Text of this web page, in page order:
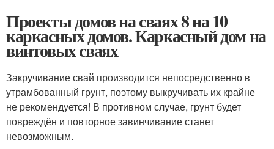
Проекты домов на сваях 8 на 10
каркасных домов. Каркасный дом на
винтовых сваях
Закручивание свай производится непосредственно в
утрамбованный грунт, поэтому выкручивать их крайне
не рекомендуется! В противном случае, грунт будет
повреждён и повторное завинчивание станет
невозможным.